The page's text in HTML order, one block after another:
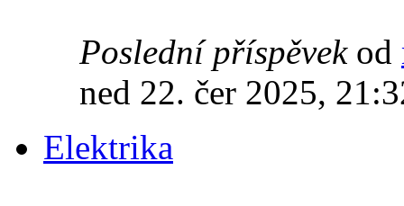
Poslední příspěvekod
ned 22. čer 2025,
Elektrika